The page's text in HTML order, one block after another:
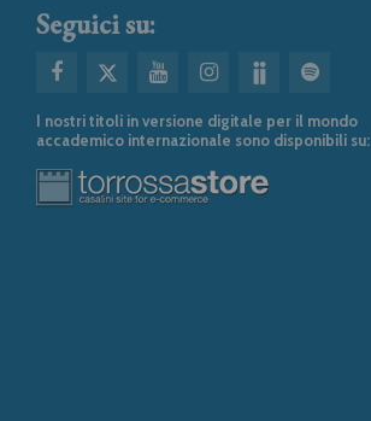
Seguici su:
I nostri titoli in versione digitale per il mondo
accademico internazionale sono disponibili su: